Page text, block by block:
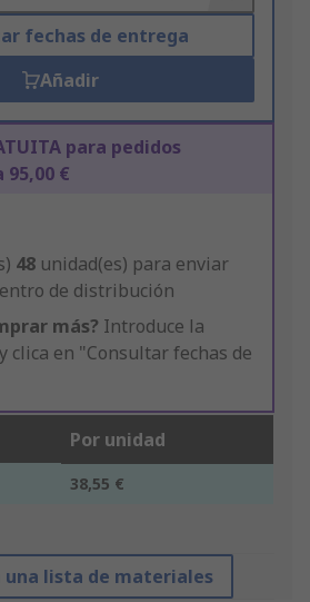
fechas de entrega
Añadir
para pedidos
€
48 unidad(es) para enviar
de distribución
más? Introduce la
clica en "Consultar fechas de
Por unidad
38,55 €
una lista de materiales